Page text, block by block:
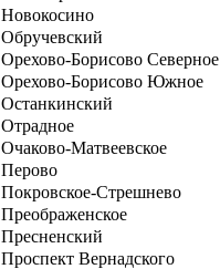
Новокосино
Обручевский
Орехово-Борисово Северное
Орехово-Борисово Южное
Останкинский
Отрадное
Очаково-Матвеевское
Перово
Покровское-Стрешнево
Преображенское
Пресненский
Проспект Вернадского